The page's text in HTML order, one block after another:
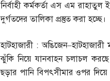
নির্বাহী কর্মকর্তা এস এম রাহাতুল
দুর্গতদের তালিকা প্রস্তুত করা হচ্ছে।
হাটহাজারী :অঙিজেন–
ঝুঁকি নিয়ে যানবাহন চলাচল
ছড়ার পানি বিপৎসীমার ওপর